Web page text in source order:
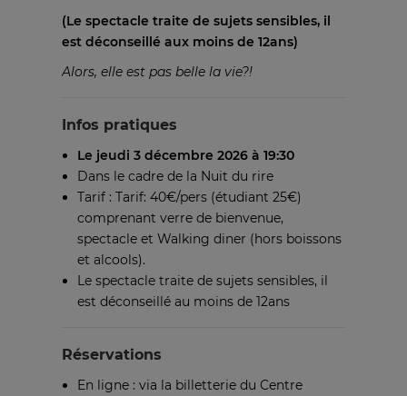
(Le spectacle traite de sujets sensibles, il
est déconseillé aux moins de 12ans)
Alors, elle est pas belle la vie?!
Infos pratiques
Le jeudi 3 décembre 2026 à 19:30
Dans le cadre de la Nuit du rire
Tarif : Tarif: 40€/pers (étudiant 25€)
comprenant verre de bienvenue,
spectacle et Walking diner (hors boissons
et alcools).
Le spectacle traite de sujets sensibles, il
est déconseillé au moins de 12ans
Réservations
En ligne : via la billetterie du Centre